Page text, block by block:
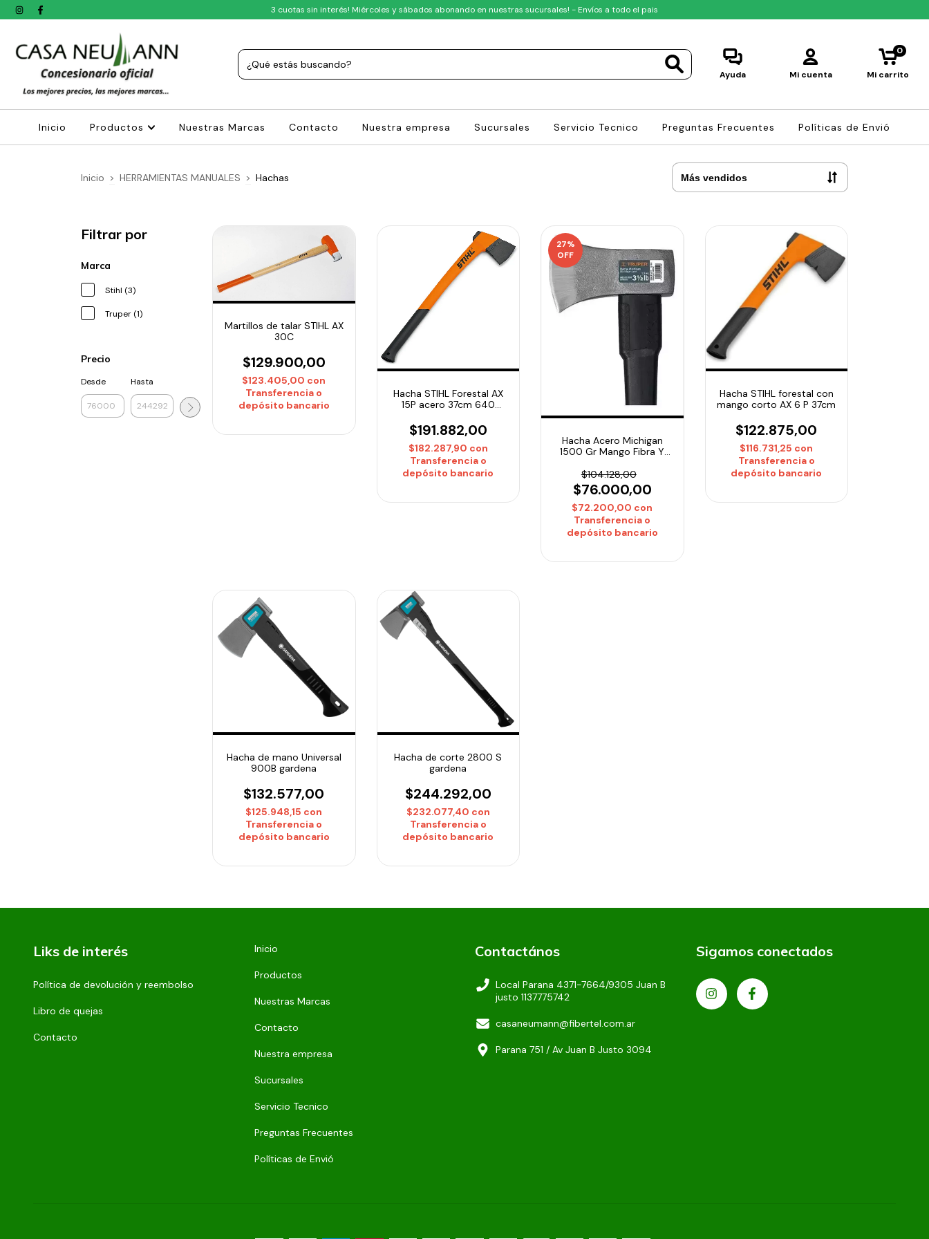
3 cuotas sin interés! Miércoles y sábados abonando en nuestras sucursales! - Envíos a todo el pais
Ayuda Mi cuenta Mi carrito
0
Inicio Productos Nuestras Marcas Contacto Nuestra empresa Sucursales Servicio Tecnico Preguntas Frecuentes Políticas de Envió
Inicio > HERRAMIENTAS MANUALES > Hachas
Filtrar por
Marca
Stihl (3)
Truper (1)
Precio
Desde Hasta
Martillos de talar STIHL AX
30C
$129.900,00
$123.405,00 con
Transferencia o
depósito bancario
Hacha STIHL Forestal AX
15P acero 37cm 640
$191.882,00
$182.287,90 con
Transferencia o
depósito bancario
27%
OFF
Hacha Acero Michigan
1500 Gr Mango Fibra Y
$104.128,00
$76.000,00
$72.200,00 con
Transferencia o
depósito bancario
Hacha STIHL forestal con
mango corto AX 6 P 37cm
$122.875,00
$116.731,25 con
Transferencia o
depósito bancario
Hacha de mano Universal
900B gardena
$132.577,00
$125.948,15 con
Transferencia o
depósito bancario
Hacha de corte 2800 S
gardena
$244.292,00
$232.077,40 con
Transferencia o
depósito bancario
Liks de interés
Política de devolución y reembolso
Libro de quejas
Contacto
Inicio
Productos
Nuestras Marcas
Contacto
Nuestra empresa
Sucursales
Servicio Tecnico
Preguntas Frecuentes
Políticas de Envió
Contactános
Local Parana 4371-7664/9305 Juan B
justo 1137775742
casaneumann@fibertel.com.ar
Parana 751 / Av Juan B Justo 3094
Sigamos conectados